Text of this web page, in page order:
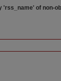
'rss_name' of non-